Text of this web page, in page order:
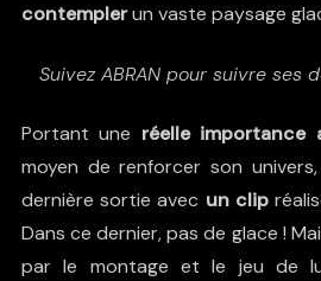
contemplerun vaste paysage
Suivez ABRAN pour suivre ses
Portant une réelle importance
moyen de renforcer son univers,
dernière sortie avec un clip
Dans ce dernier, pas de glace !
par le montage et le jeu de